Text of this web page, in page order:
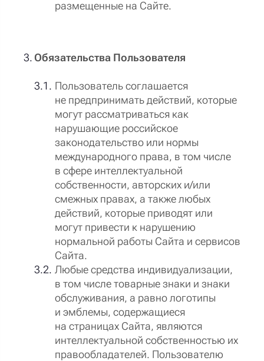
размещенные на Сайте.
Обязательства Пользователя
Пользователь соглашается
не предпринимать действий, которые
могут рассматриваться как
нарушающие российское
законодательство или нормы
международного права, в том числе
в сфере интеллектуальной
собственности, авторских и/или
смежных правах, а также любых
действий, которые приводят или
могут привести к нарушению
нормальной работы Сайта и сервисов
Сайта.
Любые средства индивидуализации,
в том числе товарные знаки и знаки
обслуживания, а равно логотипы
и эмблемы, содержащиеся
на страницах Сайта, являются
интеллектуальной собственностью их
правообладателей. Пользователю